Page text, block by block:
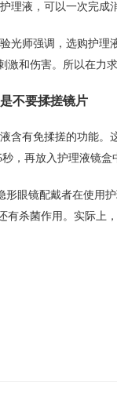
理液，可以一次完成
光师强调，选购护理
激和伤害。所以在力
不要揉搓镜片
含有免揉搓的功能。
，再放入护理液镜盒
形眼镜配戴者在使用
有杀菌作用。实际上